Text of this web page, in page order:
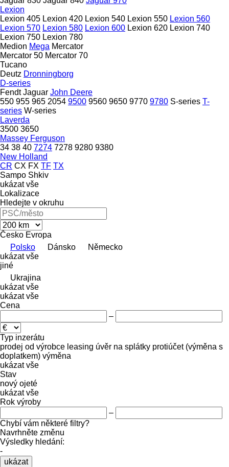
Lexion
Lexion 405 Lexion 420 Lexion 540 Lexion 550 Lexion 560
Lexion 570 Lexion 580 Lexion 600 Lexion 620 Lexion 740
Lexion 750 Lexion 780
Medion Mega Mercator
Mercator 50 Mercator 70
Tucano
Deutz Dronningborg
D-series
Fendt Jaguar John Deere
550 955 965 2054 9500 9560 9650 9770 9780 S-series T-
series W-series
Laverda
3500 3650
Massey Ferguson
34 38 40 7274 7278 9280 9380
New Holland
CR CX FX TF TX
Sampo Shkiv
ukázat vše
Lokalizace
Hledejte v okruhu
Česko Evropa
Polsko
Dánsko
Německo
ukázat vše
jiné
Ukrajina
ukázat vše
ukázat vše
Cena
–
Typ inzerátu
prodej od výrobce leasing úvěr na splátky protiúčet (výměna s
doplatkem) výměna
ukázat vše
Stav
nový ojeté
ukázat vše
Rok výroby
–
Chybí vám některé filtry?
Navrhněte změnu
Výsledky hledání:
-
ukázat